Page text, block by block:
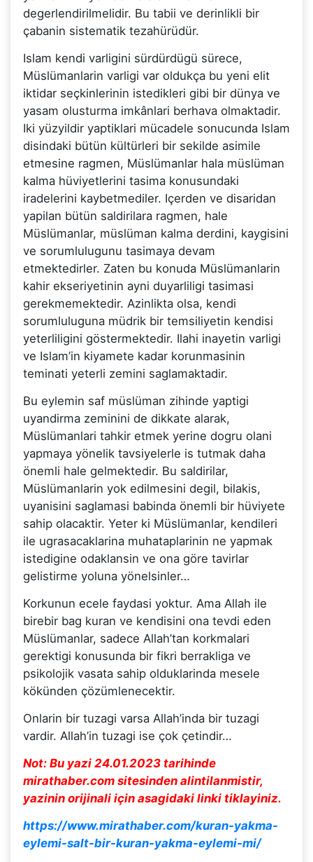
degerlendirilmelidir. Bu tabii ve derinlikli bir
çabanin sistematik tezahürüdür.
Islam kendi varligini sürdürdügü sürece,
Müslümanlarin varligi var oldukça bu yeni elit
iktidar seçkinlerinin istedikleri gibi bir dünya ve
yasam olusturma imkânlari berhava olmaktadir.
Iki yüzyildir yaptiklari mücadele sonucunda Islam
disindaki bütün kültürleri bir sekilde asimile
etmesine ragmen, Müslümanlar hala müslüman
kalma hüviyetlerini tasima konusundaki
iradelerini kaybetmediler. Içerden ve disaridan
yapilan bütün saldirilara ragmen, hale
Müslümanlar, müslüman kalma derdini, kaygisini
ve sorumlulugunu tasimaya devam
etmektedirler. Zaten bu konuda Müslümanlarin
kahir ekseriyetinin ayni duyarliligi tasimasi
gerekmemektedir. Azinlikta olsa, kendi
sorumluluguna müdrik bir temsiliyetin kendisi
yeterliligini göstermektedir. Ilahi inayetin varligi
ve Islam’in kiyamete kadar korunmasinin
teminati yeterli zemini saglamaktadir.
Bu eylemin saf müslüman zihinde yaptigi
uyandirma zeminini de dikkate alarak,
Müslümanlari tahkir etmek yerine dogru olani
yapmaya yönelik tavsiyelerle is tutmak daha
önemli hale gelmektedir. Bu saldirilar,
Müslümanlarin yok edilmesini degil, bilakis,
uyanisini saglamasi babinda önemli bir hüviyete
sahip olacaktir. Yeter ki Müslümanlar, kendileri
ile ugrasacaklarina muhataplarinin ne yapmak
istedigine odaklansin ve ona göre tavirlar
gelistirme yoluna yönelsinler…
Korkunun ecele faydasi yoktur. Ama Allah ile
birebir bag kuran ve kendisini ona tevdi eden
Müslümanlar, sadece Allah’tan korkmalari
gerektigi konusunda bir fikri berrakliga ve
psikolojik vasata sahip olduklarinda mesele
kökünden çözümlenecektir.
Onlarin bir tuzagi varsa Allah’inda bir tuzagi
vardir. Allah’in tuzagi ise çok çetindir…
Not: Bu yazi 24.01.2023 tarihinde
mirathaber.com sitesinden alintilanmistir,
yazinin orijinali için asagidaki linki tiklayiniz.
https://www.mirathaber.com/kuran-yakma-
eylemi-salt-bir-kuran-yakma-eylemi-mi/